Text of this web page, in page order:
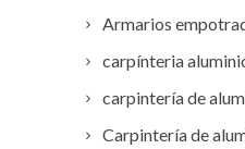
Armarios
carpínteria
carpintería de
Carpintería de